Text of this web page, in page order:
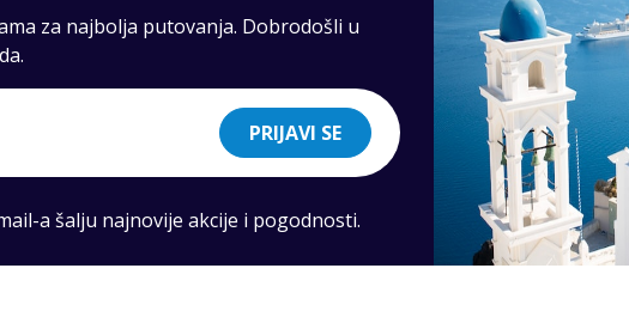
za najbolja putovanja. Dobrodošli u
PRIJAVI SE
a šalju najnovije akcije i pogodnosti.